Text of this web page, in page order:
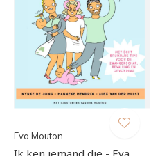
Eva Mouton
Ik ken iemand die - Eva